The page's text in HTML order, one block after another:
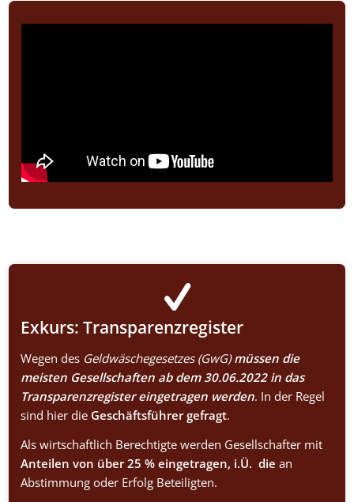
Exkurs: Transparenzregister
Wegen des Geldwäschegesetzes (GwG)müssen die
meisten Gesellschaften ab dem 30.06.2022 in das
Transparenzregister eingetragen werden. In der Regel
sind hier die Geschäftsführer gefragt.
Als wirtschaftlich Berechtigte werden Gesellschafter mit
Anteilen von über 25 % eingetragen, i.Ü. diean
Abstimmung oder Erfolg Beteiligten.